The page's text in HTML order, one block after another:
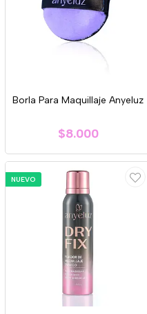
Borla Para Maquillaje Anyeluz
$8.000
NUEVO